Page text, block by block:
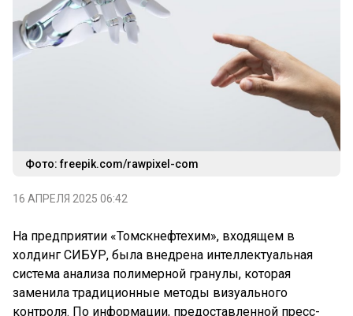
Фото: freepik.com/rawpixel-com
16 АПРЕЛЯ 2025 06:42
На предприятии «Томскнефтехим», входящем в
холдинг СИБУР, была внедрена интеллектуальная
система анализа полимерной гранулы, которая
заменила традиционные методы визуального
контроля. По информации, предоставленной пресс-